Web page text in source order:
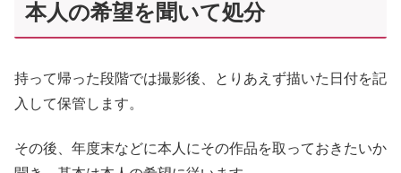
本人の希望を聞いて処分
持って帰った段階では撮影後、とりあえず描いた日付を記
入して保管します。
その後、年度末などに本人にその作品を取っておきたいか